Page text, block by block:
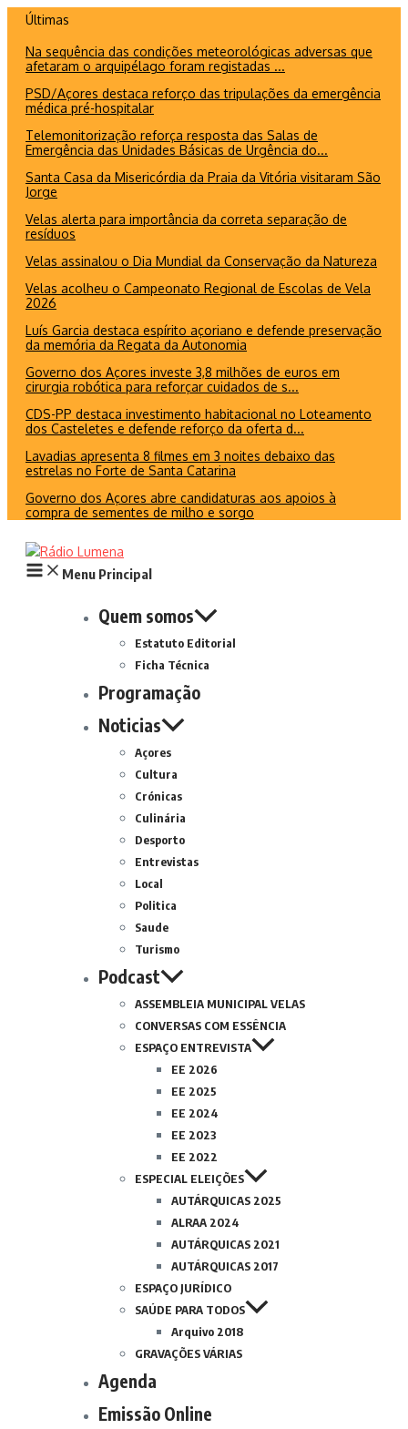
conteúdo
Últimas
Na sequência das condições meteorológicas adversas que
afetaram o arquipélago foram registadas ...
PSD/Açores destaca reforço das tripulações da emergência
médica pré-hospitalar
Telemonitorização reforça resposta das Salas de
Emergência das Unidades Básicas de Urgência do...
Santa Casa da Misericórdia da Praia da Vitória visitaram São
Jorge
Velas alerta para importância da correta separação de
resíduos
Velas assinalou o Dia Mundial da Conservação da Natureza
Velas acolheu o Campeonato Regional de Escolas de Vela
2026
Luís Garcia destaca espírito açoriano e defende preservação
da memória da Regata da Autonomia
Governo dos Açores investe 3,8 milhões de euros em
cirurgia robótica para reforçar cuidados de s...
CDS-PP destaca investimento habitacional no Loteamento
dos Casteletes e defende reforço da oferta d...
Lavadias apresenta 8 filmes em 3 noites debaixo das
estrelas no Forte de Santa Catarina
Governo dos Açores abre candidaturas aos apoios à
compra de sementes de milho e sorgo
Menu Principal
Quem somos
Estatuto Editorial
Ficha Técnica
Programação
Noticias
Açores
Cultura
Crónicas
Culinária
Desporto
Entrevistas
Local
Politica
Saude
Turismo
Podcast
ASSEMBLEIA MUNICIPAL VELAS
CONVERSAS COM ESSÊNCIA
ESPAÇO ENTREVISTA
EE 2026
EE 2025
EE 2024
EE 2023
EE 2022
ESPECIAL ELEIÇÕES
AUTÁRQUICAS 2025
ALRAA 2024
AUTÁRQUICAS 2021
AUTÁRQUICAS 2017
ESPAÇO JURÍDICO
SAÚDE PARA TODOS
Arquivo 2018
GRAVAÇÕES VÁRIAS
Agenda
Emissão Online